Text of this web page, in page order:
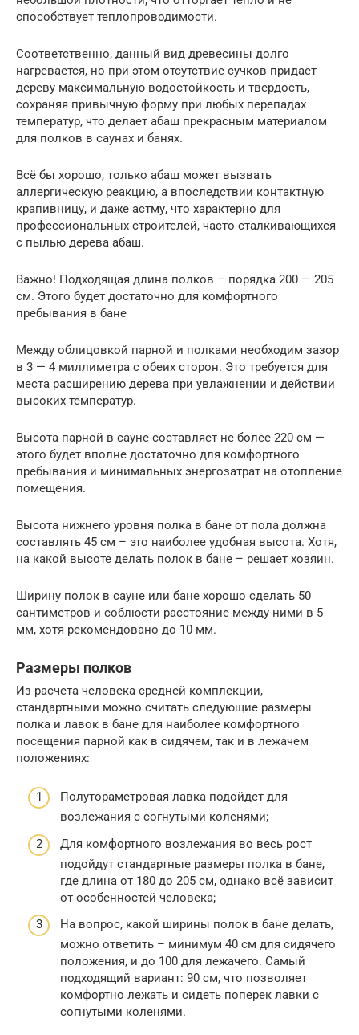
способствует теплопроводимости.
Соответственно, данный вид древесины долго
нагревается, но при этом отсутствие сучков придает
дереву максимальную водостойкость и твердость,
сохраняя привычную форму при любых перепадах
температур, что делает абаш прекрасным материалом
для полков в саунах и банях.
Всё бы хорошо, только абаш может вызвать
аллергическую реакцию, а впоследствии контактную
крапивницу, и даже астму, что характерно для
профессиональных строителей, часто сталкивающихся
с пылью дерева абаш.
Важно! Подходящая длина полков – порядка 200 — 205
см. Этого будет достаточно для комфортного
пребывания в бане
Между облицовкой парной и полками необходим зазор
в 3 — 4 миллиметра с обеих сторон. Это требуется для
места расширению дерева при увлажнении и действии
высоких температур.
Высота парной в сауне составляет не более 220 см —
этого будет вполне достаточно для комфортного
пребывания и минимальных энергозатрат на отопление
помещения.
Высота нижнего уровня полка в бане от пола должна
составлять 45 см – это наиболее удобная высота. Хотя,
на какой высоте делать полок в бане – решает хозяин.
Ширину полок в сауне или бане хорошо сделать 50
сантиметров и соблюсти расстояние между ними в 5
мм, хотя рекомендовано до 10 мм.
Размеры полков
Из расчета человека средней комплекции,
стандартными можно считать следующие размеры
полка и лавок в бане для наиболее комфортного
посещения парной как в сидячем, так и в лежачем
положениях:
Полутораметровая лавка подойдет для
возлежания с согнутыми коленями;
Для комфортного возлежания во весь рост
подойдут стандартные размеры полка в бане,
где длина от 180 до 205 см, однако всё зависит
от особенностей человека;
На вопрос, какой ширины полок в бане делать,
можно ответить – минимум 40 см для сидячего
положения, и до 100 для лежачего. Самый
подходящий вариант: 90 см, что позволяет
комфортно лежать и сидеть поперек лавки с
согнутыми коленями.